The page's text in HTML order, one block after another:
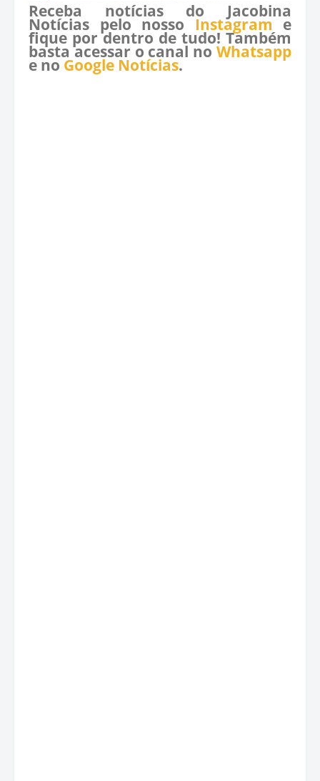
Receba notícias do Jacobina
Notícias pelo nosso Instagram e
fique por dentro de tudo! Também
basta acessar o canal no Whatsapp
e no Google Notícias.